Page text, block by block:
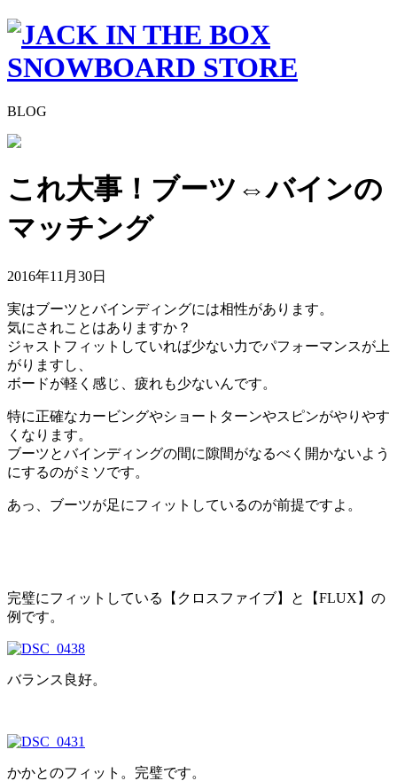
BLOG
これ大事！ブーツ⇔バインの
マッチング
2016年11月30日
実はブーツとバインディングには相性があります。
気にされことはありますか？
ジャストフィットしていれば少ない力でパフォーマンスが上
がりますし、
ボードが軽く感じ、疲れも少ないんです。
特に正確なカービングやショートターンやスピンがやりやす
くなります。
ブーツとバインディングの間に隙間がなるべく開かないよう
にするのがミソです。
あっ、ブーツが足にフィットしているのが前提ですよ。
完璧にフィットしている【クロスファイブ】と【FLUX】の
例です。
バランス良好。
かかとのフィット。完璧です。